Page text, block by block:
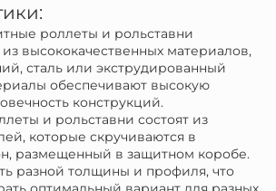
роллеты и рольставни
высококачественных материалов,
сталь или экструдированный
обеспечивают высокую
конструкций.
и рольставни состоят из
которые скручиваются в
размещенный в защитном коробе.
разной толщины и профиля, что